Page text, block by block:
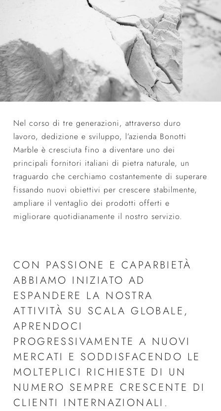
Nel corso di tre generazioni, attraverso duro
lavoro, dedizione e sviluppo, l’azienda Bonotti
Marble è cresciuta fino a diventare uno dei
principali fornitori italiani di pietra naturale, un
traguardo che cerchiamo costantemente di superare
fissando nuovi obiettivi per crescere stabilmente,
ampliare il ventaglio dei prodotti offerti e
migliorare quotidianamente il nostro servizio.
CON PASSIONE E CAPARBIETÀ
ABBIAMO INIZIATO AD
ESPANDERE LA NOSTRA
ATTIVITÀ SU SCALA GLOBALE,
APRENDOCI
PROGRESSIVAMENTE A NUOVI
MERCATI E SODDISFACENDO LE
MOLTEPLICI RICHIESTE DI UN
NUMERO SEMPRE CRESCENTE DI
CLIENTI INTERNAZIONALI.